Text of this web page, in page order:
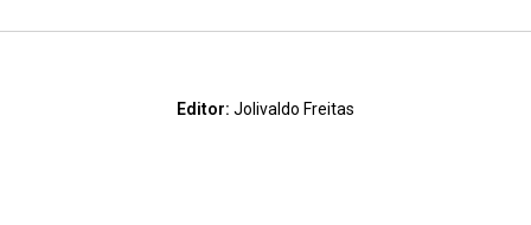
Editor: Jolivaldo Freitas